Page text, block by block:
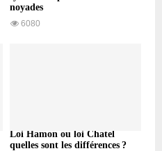
noyades
6080
Loi Hamon ou loi Chatel
quelles sont les différences ?